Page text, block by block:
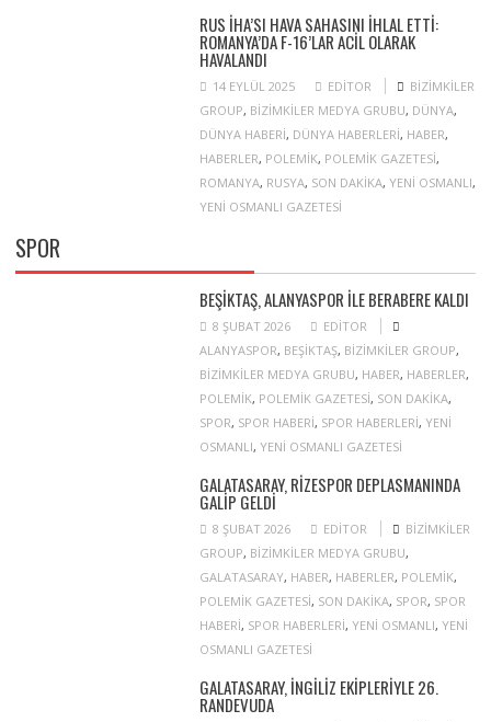
RUS İHA’SI HAVA SAHASINI IHLAL ETTI:
ROMANYA’DA F-16’LAR ACIL OLARAK
HAVALANDI
14 EYLÜL 2025 EDITOR
BIZIMKILER
GROUP, BIZIMKILER MEDYA GRUBU, DÜNYA,
DÜNYA HABERI, DÜNYA HABERLERI, HABER,
HABERLER, POLEMIK, POLEMIK GAZETESI,
ROMANYA, RUSYA, SON DAKIKA, YENI OSMANLI,
YENI OSMANLI GAZETESI
SPOR
BEŞIKTAŞ, ALANYASPOR ILE BERABERE KALDI
8 ŞUBAT 2026
EDITOR
ALANYASPOR, BEŞIKTAŞ, BIZIMKILER GROUP,
BIZIMKILER MEDYA GRUBU, HABER, HABERLER,
POLEMIK, POLEMIK GAZETESI, SON DAKIKA,
SPOR, SPOR HABERI, SPOR HABERLERI, YENI
OSMANLI, YENI OSMANLI GAZETESI
GALATASARAY, RIZESPOR DEPLASMANINDA
GALIP GELDI
8 ŞUBAT 2026 EDITOR
BIZIMKILER
GROUP, BIZIMKILER MEDYA GRUBU,
GALATASARAY, HABER, HABERLER, POLEMIK,
POLEMIK GAZETESI, SON DAKIKA, SPOR, SPOR
HABERI, SPOR HABERLERI, YENI OSMANLI, YENI
OSMANLI GAZETESI
GALATASARAY, İNGILIZ EKIPLERIYLE 26.
RANDEVUDA